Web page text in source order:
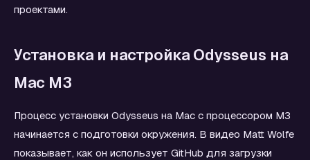
проектами.
Установка и настройка Odysseus на
Mac M3
Процесс установки Odysseus на Mac с процессором M3
начинается с подготовки окружения. В видео Matt Wolfe
показывает, как он использует GitHub для загрузки